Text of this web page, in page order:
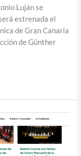
Luján se
estrenada el
de Gran Canaria
de Günther